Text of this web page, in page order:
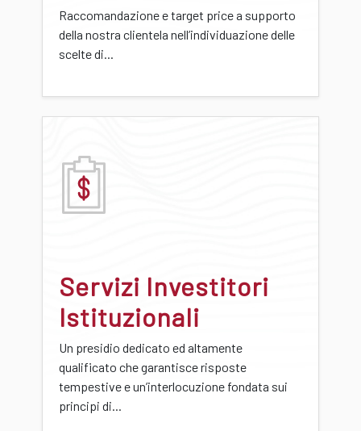
Raccomandazione e target price a supporto
della nostra clientela nell’individuazione delle
scelte di...
Servizi Investitori
Istituzionali
Un presidio dedicato ed altamente
qualificato che garantisce risposte
tempestive e un’interlocuzione fondata sui
principi di...